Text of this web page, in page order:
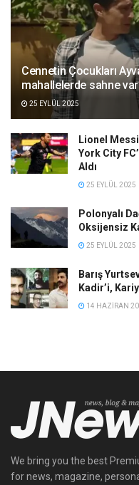
Cennetin Çocukları
mahallelerde sahne
25 EYLÜL 2025
Lionel
York City
Aldı
25 EYLÜL 2025
Polonyalı
Oksijensiz
25 EYLÜL 2025
Barış
Kadir’i,
14 HAZIRAN
We bring you the best
for news, magazine,